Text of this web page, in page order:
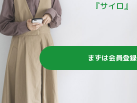
『サイロ』
まずは会員登録